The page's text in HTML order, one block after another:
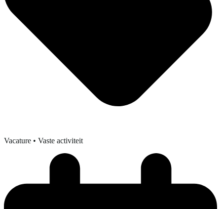
Vacature • Vaste activiteit